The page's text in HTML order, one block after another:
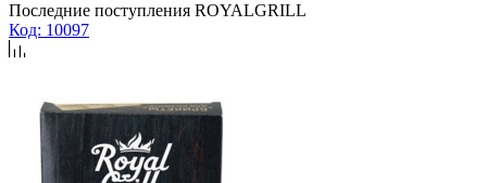
Последние поступления ROYALGRILL
Код: 10097